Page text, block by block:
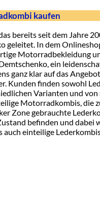
kaufen
bereits seit dem Jahre
geleitet. In dem
Motorradbekleidung
ein
ganz klar auf das
Kunden finden sowohl
Varianten und
Motorradkombis, die
Zone gebrauchte
befinden und dabei
auch einteilige